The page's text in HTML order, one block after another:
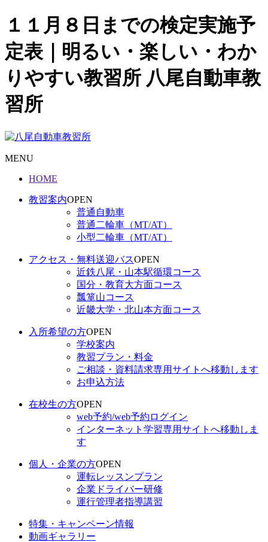
１１月８日までの検定実施予
定表｜明るい・楽しい・わか
りやすい教習所 八尾自動車教
習所
MENU
HOME
教習案内OPEN
普通自動車
普通二輪車（MT/AT）
小型二輪車（MT/AT）
アクセス・無料送迎バスOPEN
近鉄八尾・山本駅循環コース
国分・教育大方面コース
瓢箪山コース
近畿大学・北山本方面コース
入所希望の方OPEN
学校案内
教習プラン・料金
ご相談・資料請求専用サイトへ移動します
お申込方法
在校生の方OPEN
web予約/web予約ログイン
インターネット学習専用サイトへ移動しま
す
個人・企業の方OPEN
運転レッスンプラン
企業ドライバー研修
運行管理者指導講習
特集・キャンペーン情報
動画ギャラリー